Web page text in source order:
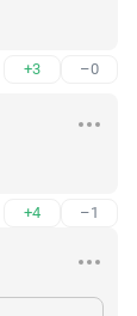
+3 –0
+4 –1